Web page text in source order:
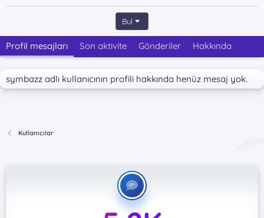
Bul
Profil mesajları Son aktivite Gönderiler Hakkında
symbazz adlı kullanıcının profili hakkında henüz mesaj yok.
Kullanıcılar